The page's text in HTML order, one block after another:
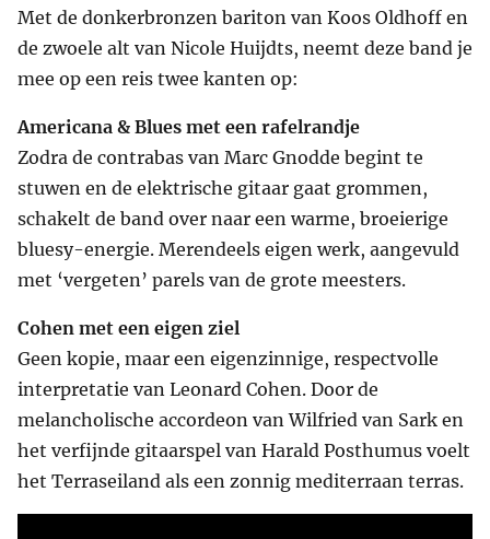
Met de donkerbronzen bariton van Koos Oldhoff en
de zwoele alt van Nicole Huijdts, neemt deze band je
mee op een reis twee kanten op:
Americana & Blues met een rafelrandje
Zodra de contrabas van Marc Gnodde begint te
stuwen en de elektrische gitaar gaat grommen,
schakelt de band over naar een warme, broeierige
bluesy-energie. Merendeels eigen werk, aangevuld
met ‘vergeten’ parels van de grote meesters.
Cohen met een eigen ziel
Geen kopie, maar een eigenzinnige, respectvolle
interpretatie van Leonard Cohen. Door de
melancholische accordeon van Wilfried van Sark en
het verfijnde gitaarspel van Harald Posthumus voelt
het Terraseiland als een zonnig mediterraan terras.